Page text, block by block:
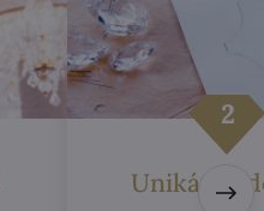
Unikátny